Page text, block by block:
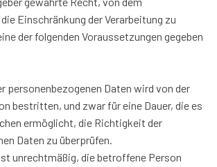
Einschränkung der Verarbeitung zu
der folgenden Voraussetzungen gegeben
personenbezogenen Daten wird von der
bestritten, und zwar für eine Dauer, die es
ermöglicht, die Richtigkeit der
Daten zu überprüfen.
unrechtmäßig, die betroffene Person